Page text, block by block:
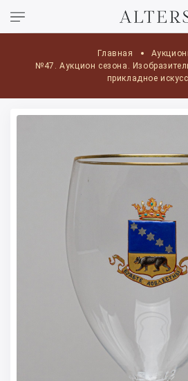
Главная
№47. Аукцион сезона.
прикладное